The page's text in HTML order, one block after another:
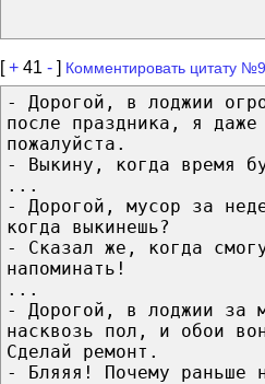
[+ 41 - ] Комментировать цитату
- Дорогой, в лоджии
после праздника, я
пожалуйста.
- Выкину, когда время
...
- Дорогой, мусор за
когда выкинешь?
- Сказал же, когда
напоминать!
...
- Дорогой, в лоджии за
насквозь пол, и обои
Сделай ремонт.
- Бляяя! Почему раньше